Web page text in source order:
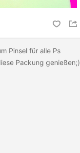
Pinsel für alle Ps
Packung genießen;)